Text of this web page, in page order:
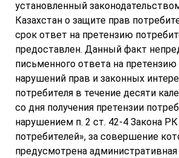
установленный
Казахстан о защите прав
срок ответ на претензию
предоставлен. Данный факт
письменного ответа на претензию
нарушений прав и законных
потребителя в течение десяти
со дня получения претензии
нарушением п. 2 ст. 42-4 Закона
потребителей», за совершение
предусмотрена административная